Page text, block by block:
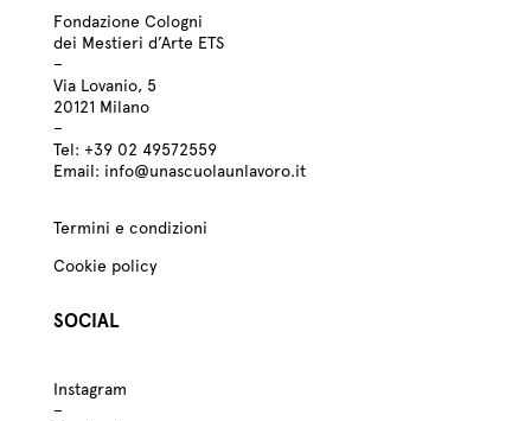
Fondazione Cologni
dei Mestieri d’Arte ETS
–
Via Lovanio, 5
20121 Milano
–
Tel: +3902 49572559
Email: info@unascuolaunlavoro.it
Termini e condizioni
Cookie policy
SOCIAL
Instagram
–